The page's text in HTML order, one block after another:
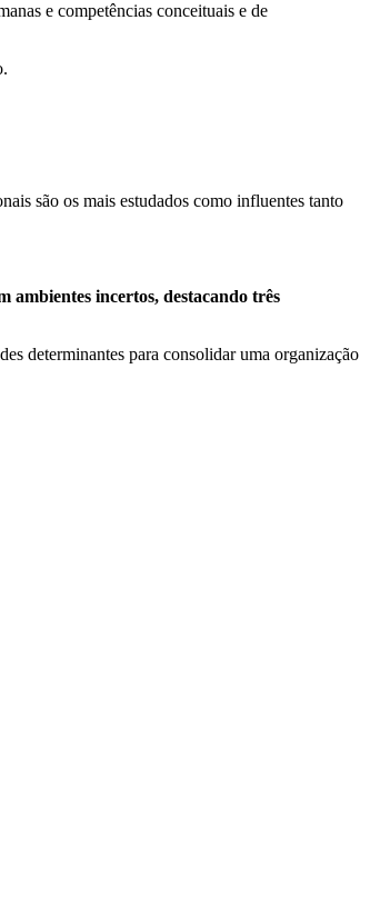
e competências conceituais e de
são os mais estudados como influentes tanto
ambientes incertos, destacando três
determinantes para consolidar uma organização